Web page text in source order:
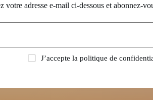
votre adresse e-mail ci-dessous et abonnez-
J’accepte la politique de